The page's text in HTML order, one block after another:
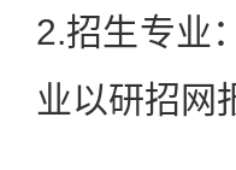
2.招生专业
业以研招网